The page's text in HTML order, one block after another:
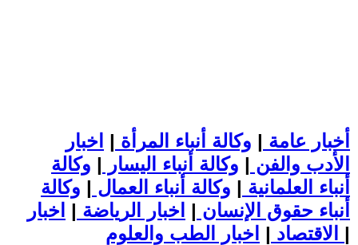
أخبار عامة | وكالة أنباء المرأة | اخبار
الأدب والفن | وكالة أنباء اليسار | وكالة
أنباء العلمانية | وكالة أنباء العمال | وكالة
أنباء حقوق الإنسان | اخبار الرياضة | اخبار
الاقتصاد | |